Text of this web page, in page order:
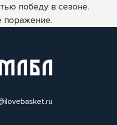
победу в сезоне.
поражение.